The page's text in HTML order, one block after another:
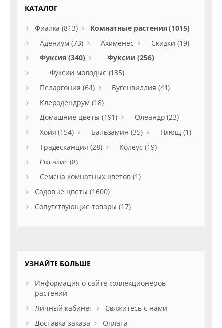
КАТАЛОГ
Фиалка (813)
Комнатные растения (1015)
Адениум (73)
Ахименес
Скидки (19)
Фуксия (340)
Фуксии (256)
Фуксии молодые (135)
Пеларгония (64)
Бугенвиллия (41)
Клеродендрум (18)
Домашние цветы (191)
Олеандр (23)
Хойя (154)
Бальзамин (35)
Плющ (1)
Традесканция (28)
Колеус (19)
Оксалис (8)
Семена комнатных цветов (1)
Садовые цветы (1600)
Сопутствующие товары (17)
УЗНАЙТЕ БОЛЬШЕ
Информация о сайте коллекционеров
растений
Личный кабинет
Свяжитесь с нами
Доставка заказа
Оплата